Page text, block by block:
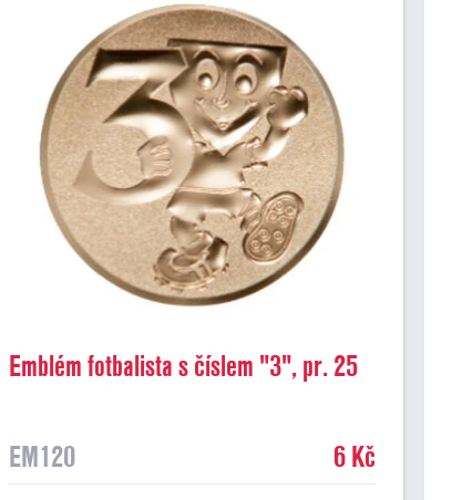
Emblém fotbalista s číslem "3", pr. 25
EM120
6 Kč